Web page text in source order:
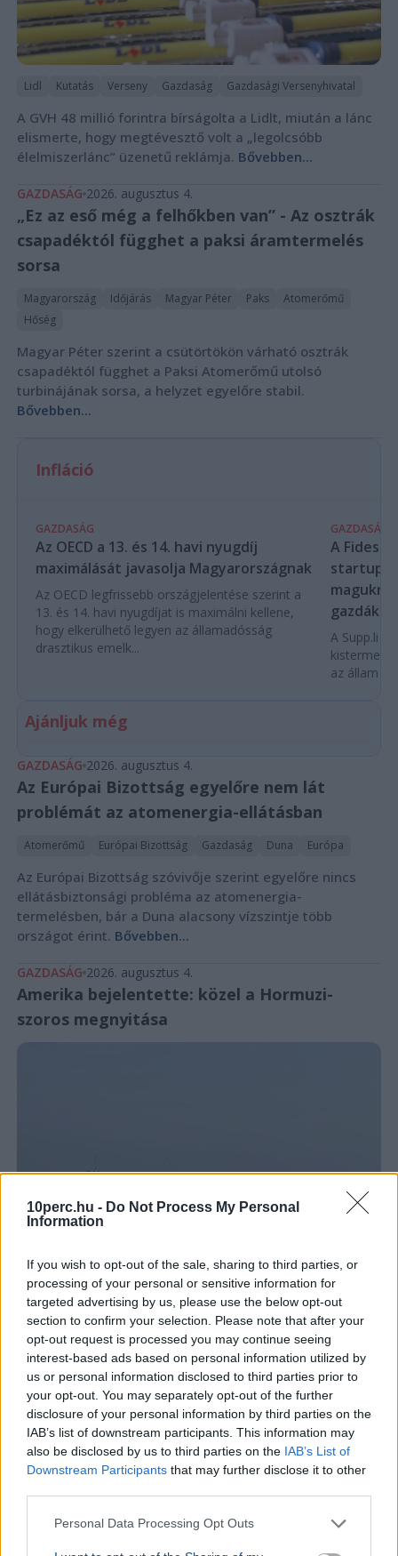
10perc.hu - Do Not Process My Personal
Information
If you wish to opt-out of the sale, sharing to third parties, or
processing of your personal or sensitive information for
targeted advertising by us, please use the below opt-out
section to confirm your selection. Please note that after your
opt-out request is processed you may continue seeing
interest-based ads based on personal information utilized by
us or personal information disclosed to third parties prior to
your opt-out. You may separately opt-out of the further
disclosure of your personal information by third parties on the
IAB’s list of downstream participants. This information may
also be disclosed by us to third parties on the IAB’s List of
Downstream Participants that may further disclose it to other
Personal Data Processing Opt Outs
Lidl Kutatás Verseny Gazdaság Gazdasági Versenyhivatal
A GVH 48 millió forintra bírságolta a Lidlt, miután a lánc
elismerte, hogy megtévesztő volt a „legolcsóbb
élelmiszerlánc” üzenetű reklámja. Bővebben...
GAZDASÁG 2026. augusztus 4.
„Ez az eső még a felhőkben van” - Az osztrák
csapadéktól függhet a paksi áramtermelés
sorsa
Magyarország Időjárás Magyar Péter Paks
Atomerőmű
Hőség
Magyar Péter szerint a csütörtökön várható osztrák
csapadéktól függhet a Paksi Atomerőmű utolsó
turbinájának sorsa, a helyzet egyelőre stabil.
Bővebben...
Infláció
GAZDASÁG
Az OECD a 13. és 14. havi nyugdíj
maximálását javasolja Magyarországnak
Az OECD legfrissebb országjelentése szerint a
13. és 14. havi nyugdíjat is maximálni kellene,
hogy elkerülhető legyen az államadósság
drasztikus emelk...
GAZDASÁG
A
magukra
gazdákat
A Supp.li
az állam
Ajánljuk még
GAZDASÁG 2026. augusztus 4.
Az Európai Bizottság egyelőre nem lát
problémát az atomenergia-ellátásban
Atomerőmű Európai Bizottság Gazdaság Duna Európa
Az Európai Bizottság szóvivője szerint egyelőre nincs
ellátásbiztonsági probléma az atomenergia-
termelésben, bár a Duna alacsony vízszintje több
országot érint. Bővebben...
GAZDASÁG 2026. augusztus 4.
Amerika bejelentette: közel a Hormuzi-
szoros megnyitása
Egyesült Államok Irán Kőolaj Gazdaság Hormuzi-szoros
Scott Bessent amerikai pénzügyminiszter szerint még
ma megállapodás születhet Irán és az Egyesült Államok
között a Hormuzi-szoros újranyitásáról. Bővebben...
GAZDASÁG 2026. augusztus 4.
Harminc év után tényleg búcsúzhat
Magyarországtól a Tesco